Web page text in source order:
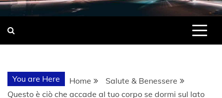
LO SAPEVI
CHE?
SITO WEB DEL GRUPPO LIFELIVE
You are Here Home
Salute & Benessere
Questo è ciò che accade al tuo corpo se dormi sul lato